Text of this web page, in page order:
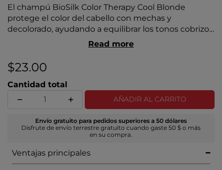
El champú BioSilk Color Therapy Cool Blonde
protege el color del cabello con mechas y
decolorado, ayudando a equilibrar los tonos cobrizos.
Esta fórmula dinámica también neutraliza y elimina
los tonos amarillentos no deseados del cabello
canoso y blanco, para mantener un color más sano,
brillante y vibrante.
Read more
$23.00
Cantidad total
AÑADIR AL CARRITO
Envío gratuito para pedidos superiores a 50 dólares
Disfrute de envío terrestre gratuito cuando gaste 50 $ o más
en su compra.
Ventajas principales